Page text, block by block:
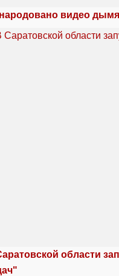
видео
области